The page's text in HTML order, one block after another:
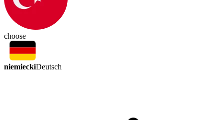
choose
niemieckiDeutsch